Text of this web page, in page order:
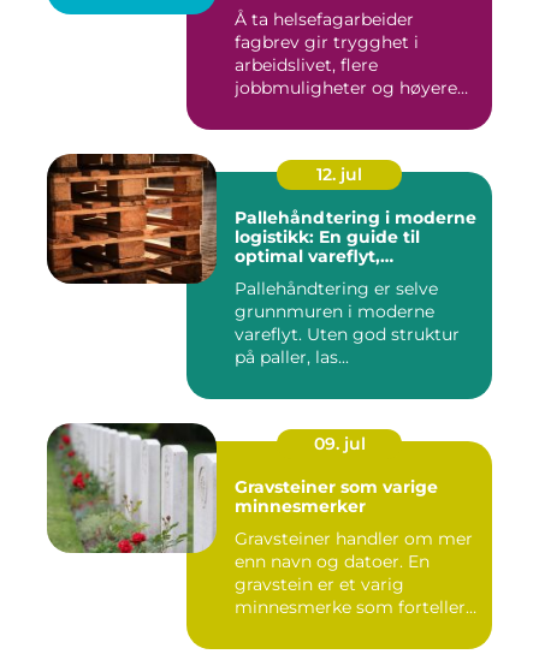
Å ta helsefagarbeider
fagbrev gir trygghet i
arbeidslivet, flere
jobbmuligheter og høyere
12. jul
Pallehåndtering i moderne
logistikk: En guide til
optimal vareflyt,
terminaleffektivitet
Pallehåndtering er selve
grunnmuren i moderne
vareflyt. Uten god struktur
på paller, las...
09. jul
Gravsteiner som varige
minnesmerker
Gravsteiner handler om mer
enn navn og datoer. En
gravstein er et varig
minnesmerke som forteller